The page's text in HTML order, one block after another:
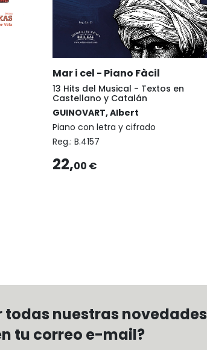
Mar i cel - Piano Fàcil
13 Hits del Musical - Textos en
Castellano y Catalán
GUINOVART, Albert
Piano con letra y cifrado
Reg.: B.4157
22,00 €
todas nuestras novedades
tu correo e-mail?